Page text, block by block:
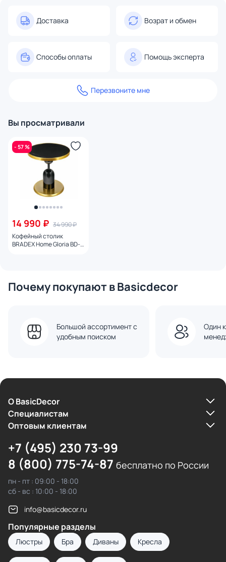
Доставка Возрат и обмен
Способы оплаты Помощь эксперта
Перезвоните мне
Вы просматривали
- 57 %
14 990 ₽ 34 990 ₽
Кофейный столик
BRADEX Home Gloria BD-
Почему покупают в Basicdecor
Большой ассортимент с
удобным поиском
Один
О BasicDecor
Cпециалистам
Оптовым клиентам
+7 (495) 230 73-99
8 (800) 775-74-87 бесплатно по России
пн - пт : 09:00 - 18:00
сб - вс : 10:00 - 18:00
info@basicdecor.ru
Популярные разделы
Люстры Бра Диваны Кресла